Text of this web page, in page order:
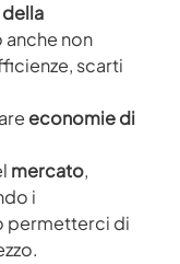
anche non
scarti
economie di
mercato,
i
permetterci di